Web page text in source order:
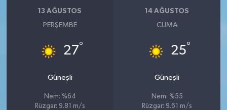
13 AĞUSTOS
PERŞEMBE
27°
Güneşli
Nem: %64
Rüzgar: 9.81 m/s
14 AĞUSTOS
CUMA
25°
Güneşli
Nem: %55
Rüzgar: 9.61 m/s